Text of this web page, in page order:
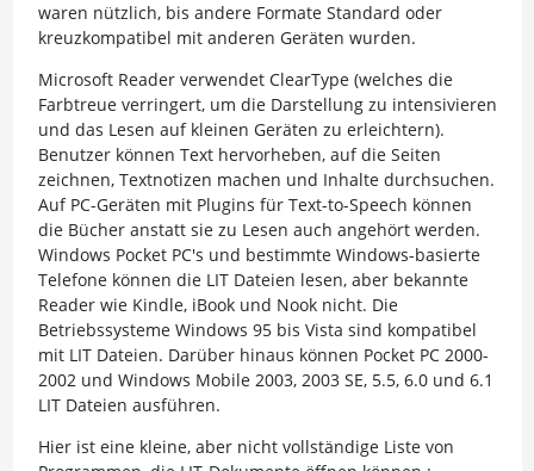
waren nützlich, bis andere Formate Standard oder
kreuzkompatibel mit anderen Geräten wurden.
Microsoft Reader verwendet ClearType (welches die
Farbtreue verringert, um die Darstellung zu intensivieren
und das Lesen auf kleinen Geräten zu erleichtern).
Benutzer können Text hervorheben, auf die Seiten
zeichnen, Textnotizen machen und Inhalte durchsuchen.
Auf PC-Geräten mit Plugins für Text-to-Speech können
die Bücher anstatt sie zu Lesen auch angehört werden.
Windows Pocket PC's und bestimmte Windows-basierte
Telefone können die LIT Dateien lesen, aber bekannte
Reader wie Kindle, iBook und Nook nicht. Die
Betriebssysteme Windows 95 bis Vista sind kompatibel
mit LIT Dateien. Darüber hinaus können Pocket PC 2000-
2002 und Windows Mobile 2003, 2003 SE, 5.5, 6.0 und 6.1
LIT Dateien ausführen.
Hier ist eine kleine, aber nicht vollständige Liste von